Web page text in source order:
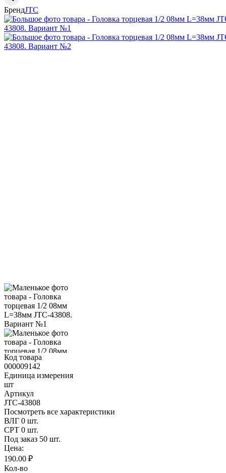
БрендJTC
Код товара
000009142
Единица измерения
шт
Артикул
JTC-43808
Посмотреть все характеристики
ВЛГ 0 шт.
СРТ 0 шт.
Под заказ 50 шт.
Цена:
190.00 ₽
Кол-во